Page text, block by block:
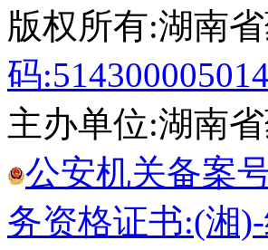
版权所有:湖南
码
主办单位:湖南
公安机关备案
务资格证书:(湘